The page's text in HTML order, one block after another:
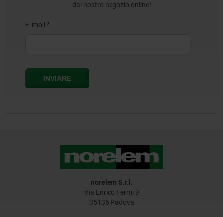
dal nostro negozio online!
norelem S.r.l.
Via Enrico Fermi 9
35136 Padova